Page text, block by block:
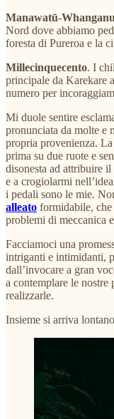
Manawatū-
Nord dove abbiamo
foresta di Pureroa e la
Millecinquecento. I
principale da Karekare
numero per
Mi duole sentire
pronunciata da molte e
propria provenienza.
prima su due ruote e
disonesta ad attribuire
e a crogiolarmi
i pedali sono le mie.
alleato formidabile,
problemi di meccanica
Facciamoci una
intriganti e intimidanti,
dall’invocare a gran
a contemplare le nostre
realizzarle.
Insieme si arriva